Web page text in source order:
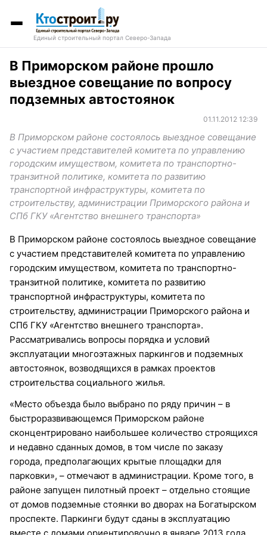
Единый строительный портал Северо-Запада
В Приморском районе прошло
выездное совещание по вопросу
подземных автостоянок
01.11.2012 12:39
В Приморском районе состоялось выездное совещание
с участием представителей комитета по управлению
городским имуществом, комитета по транспортно-
транзитной политике, комитета по развитию
транспортной инфраструктуры, комитета по
строительству, администрации Приморского района и
СПб ГКУ «Агентство внешнего транспорта»
В Приморском районе состоялось выездное совещание
с участием представителей комитета по управлению
городским имуществом, комитета по транспортно-
транзитной политике, комитета по развитию
транспортной инфраструктуры, комитета по
строительству, администрации Приморского района и
СПб ГКУ «Агентство внешнего транспорта».
Рассматривались вопросы порядка и условий
эксплуатации многоэтажных паркингов и подземных
автостоянок, возводящихся в рамках проектов
строительства социального жилья.
«Место объезда было выбрано по ряду причин – в
быстроразвивающемся Приморском районе
сконцентрировано наибольшее количество строящихся
и недавно сданных домов, в том числе по заказу
города, предполагающих крытые площадки для
парковки», – отмечают в администрации. Кроме того, в
районе запущен пилотный проект – отдельно стоящие
от домов подземные стоянки во дворах на Богатырском
проспекте. Паркинги будут сданы в эксплуатацию
вместе с домами ориентировочно в январе 2013 года.